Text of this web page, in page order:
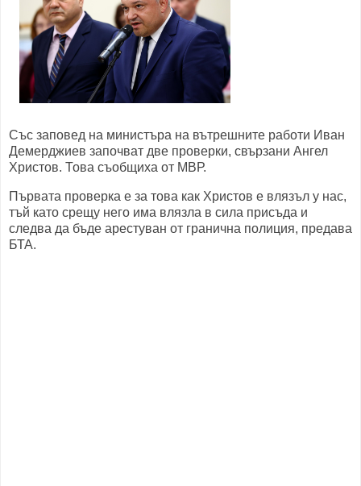
Със заповед на министъра на вътрешните работи Иван
Демерджиев започват две проверки, свързани Ангел
Христов. Това съобщиха от МВР.
Първата проверка е за това как Христов е влязъл у нас,
тъй като срещу него има влязла в сила присъда и
следва да бъде арестуван от гранична полиция, предава
БТА.